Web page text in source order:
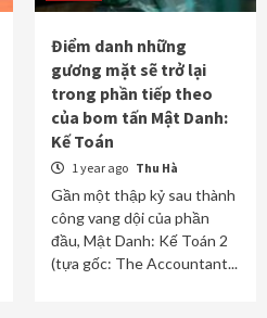
Điểm danh những
gương mặt sẽ trở lại
trong phần tiếp theo
của bom tấn Mật Danh:
Kế Toán
1 year ago Thu Hà
Gần một thập kỷ sau thành
công vang dội của phần
đầu, Mật Danh: Kế Toán 2
(tựa gốc: The Accountant...